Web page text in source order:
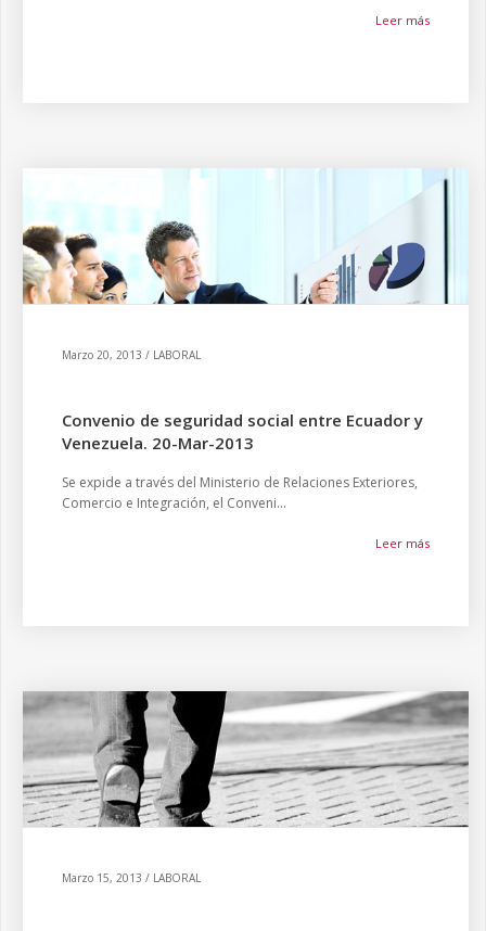
Leer más
Marzo 20, 2013 / LABORAL
Convenio de seguridad social entre Ecuador y
Venezuela. 20-Mar-2013
Se expide a través del Ministerio de Relaciones Exteriores,
Comercio e Integración, el Conveni...
Leer más
Marzo 15, 2013 / LABORAL